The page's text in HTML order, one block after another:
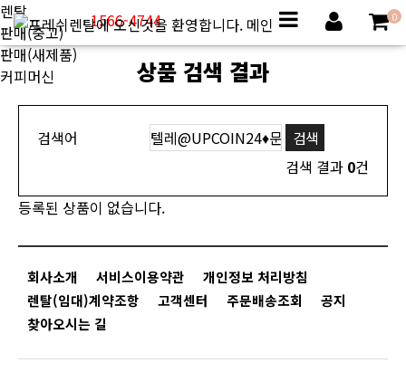
1566-4744
렌탈
판매(중고)
판매(새제품)
커피머신
0
상품 검색 결과
검색어
검색 결과 0건
등록된 상품이 없습니다.
회사소개 서비스이용약관
개인정보 처리방침
렌탈(임대)계약조항
고객센터 주문배송조회
공지
찾아오시는 길